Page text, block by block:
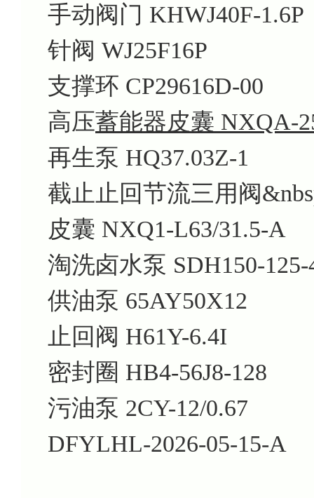
手动阀门 KHWJ40F-1.6P
针阀 WJ25F16P
支撑环 CP29616D-00
高压蓄能器皮囊 NXQA-
再生泵 HQ37.03Z-1
截止止回节流三用阀
皮囊 NXQ1-L63/31.5-A
淘洗卤水泵 SDH150-
供油泵 65AY50X12
止回阀 H61Y-6.4I
密封圈 HB4-56J8-128
污油泵 2CY-12/0.67
DFYLHL-2026-05-15-A